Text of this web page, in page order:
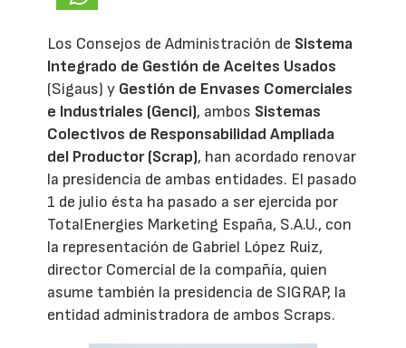
Los Consejos de Administración de Sistema
Integrado de Gestión de Aceites Usados
(Sigaus) y Gestión de Envases Comerciales
e Industriales (Genci), ambos Sistemas
Colectivos de Responsabilidad Ampliada
del Productor (Scrap), han acordado renovar
la presidencia de ambas entidades. El pasado
1 de julio ésta ha pasado a ser ejercida por
TotalEnergies Marketing España, S.A.U., con
la representación de Gabriel López Ruiz,
director Comercial de la compañía, quien
asume también la presidencia de SIGRAP, la
entidad administradora de ambos Scraps.